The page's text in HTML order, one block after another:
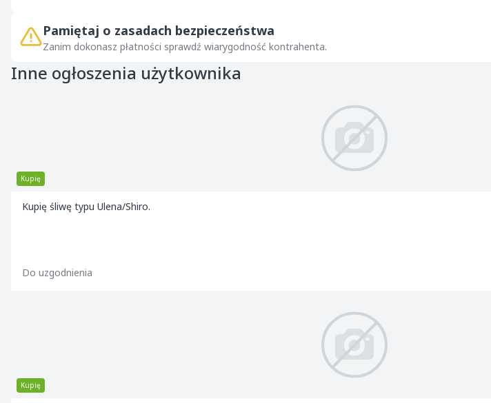
Pamiętaj o zasadach bezpieczeństwa
Zanim dokonasz płatności sprawdź wiarygodność kontrahenta.
Inne ogłoszenia użytkownika
Kupię
Kupię śliwę typu Ulena/Shiro.
Do uzgodnienia
Kupię